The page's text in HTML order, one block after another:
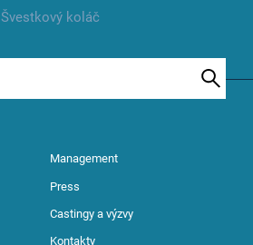
Švestkový koláč
Management
Press
Castingy a výzvy
Kontakty